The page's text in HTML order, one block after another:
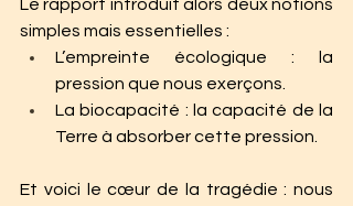
Le rapport introduit alors deux notions
simples mais essentielles :
L’empreinte écologique : la
pression que nous exerçons.
La biocapacité : la capacité de la
Terre à absorber cette pression.
Et voici le cœur de la tragédie : nous